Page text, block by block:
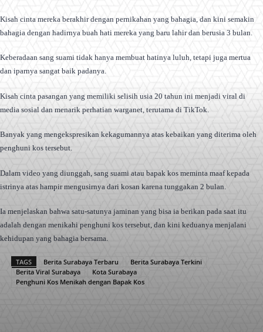
Kisah cinta mereka berakhir dengan pernikahan yang bahagia, dan kini semakin
bahagia dengan hadirnya buah hati mereka yang baru lahir dan berusia 3 bulan.
Keberadaan sang suami tidak hanya membuat hatinya luluh, tetapi juga mertua
dan iparnya sangat baik padanya.
Kisah cinta pasangan yang memiliki selisih usia 20 tahun ini menjadi viral di
media sosial dan menarik perhatian warganet, terutama di TikTok.
Banyak yang mengekspresikan kekagumannya atas kebaikan yang diterima oleh
penghuni kos tersebut.
Dalam video yang diunggah, sang suami atau bapak kos meminta maaf kepada
istrinya atas hampir mengusirnya dari kosan karena tunggakan 2 bulan.
Ia menjelaskan bahwa satu-satunya jaminan yang bisa ia berikan pada saat itu
adalah dengan menikahi penghuni kos tersebut, dan kini keduanya menjalani
kehidupan yang bahagia bersama.
TAGS Berita Surabaya Terbaru
Berita Surabaya Terkini
Berita Viral Surabaya
Kota Surabaya
Penghuni Kos Menikah dengan Bapak Kos